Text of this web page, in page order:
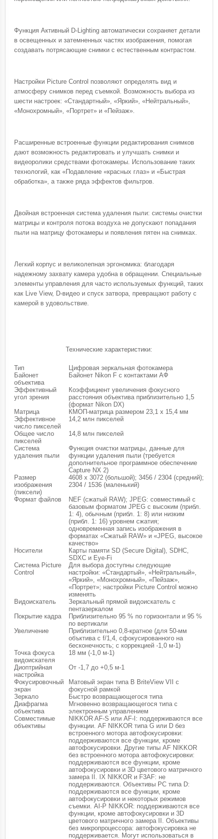
Функция Активный D-Lighting автоматически сохраняет детали
в освещенных и затемненных частях изображения, помогая
создавать потрясающие снимки с естественным контрастом.
Настройки Picture Control позволяют определять вид и
атмосферу снимков перед съемкой. Возможность выбора из
шести настроек: «Стандартный», «Яркий», «Нейтральный»,
«Монохромный», «Портрет» и «Пейзаж».
Расширенные встроенные функции редактирования снимков
дают возможность редактировать и улучшать снимки и
видеоролики средствами фотокамеры. Использование таких
технологий, как «Подавление «красных глаз» и «Быстрая
обработка», а также ряда эффектов фильтров.
Двойная встроенная система удаления пыли: системы очистки
матрицы и контроля потока воздуха не допускают попадания
пыли на матрицу фотокамеры и появления пятен на снимках.
Легкий корпус и великолепная эргономика: благодаря
надежному захвату камера удобна в обращении. Специальные
элементы управления для часто используемых функций, таких
как Live View, D-видео и спуск затвора, превращают работу с
камерой в удовольствие.
Технические характеристики:
Тип
Цифровая зеркальная фотокамера
Байонет
объектива
Байонет Nikon F с контактами АФ
Эффективный
угол зрения
Коэффициент увеличения фокусного
расстояния объектива приблизительно 1,5
(формат Nikon DX)
Матрица
КМОП-матрица размером 23,1 x 15,4 мм
Эффективное
число пикселей
14,2 млн пикселей
Общее число
пикселей
14,8 млн пикселей
Система
удаления пыли
Функция очистки матрицы, данные для
функции удаления пыли (требуется
дополнительное программное обеспечение
Capture NX 2)
Размер
изображения
(пиксели)
4608 x 3072 (большой); 3456 / 2304 (средний);
2304 / 1536 (маленький)
Формат файлов
NEF (сжатый RAW); JPEG: совместимый с
базовым форматом JPEG с высоким (прибл.
1: 4), обычным (прибл. 1: 8) или низким
(прибл. 1: 16) уровнем сжатия;
одновременная запись изображения в
форматах «Сжатый RAW» и «JPEG, высокое
качество»
Носители
Карты памяти SD (Secure Digital), SDHC,
SDXC и Eye-Fi
Система Picture
Control
Для выбора доступны следующие
настройки: «Стандартый», «Нейтральный»,
«Яркий», «Монохромный», «Пейзаж»,
«Портрет»; настройки Picture Control можно
изменять
Видоискатель
Зеркальный прямой видоискатель с
пентазеркалом
Покрытие кадра
Приблизительно 95 % по горизонтали и 95 %
по вертикали
Увеличение
Приблизительно 0,8-кратное (для 50-мм
объктива с f/1,4, сфокусированного на
бесконечность; с коррекцией -1,0 м-1)
Точка фокуса
видоискателя
18 мм (-1,0 м-1)
Диоптрийная
настройка
От -1,7 до +0,5 м-1
Фокусировочный
экран
Матовый экран типа B BriteView VII с
фокусной рамкой
Зеркало
Быстро возвращающегося типа
Диафрагма
объектива
Мгновенно возвращающегося типа с
электронным управлением
Совместимые
объективы
NIKKOR AF-S или AF-I: поддерживаются все
функции. AF NIKKOR типа G или D без
встроенного мотора автофокусировки:
поддерживаются все функции, кроме
автофокусировки. Другие типы AF NIKKOR
без встроенного мотора автофокусировки:
поддерживаются все функции, кроме
автофокусировки и 3D цветового матричного
замера II. IX NIKKOR и F3AF: не
поддерживаются. Объективы PC типа D:
поддерживаются все функции, кроме
автофокусировки и некоторых режимов
съемки. AI-P NIKKOR: поддерживаются все
функции, кроме автофокусировки и 3D
цветового матричного замера II. Объективы
без микропроцессора: автофокусировка не
поддерживается. Могут использоваться в